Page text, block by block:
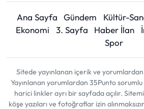
Ana Sayfa Gündem Kültür-
Ekonomi
3. Sayfa Haber İlan
Spor
Sitede yayınlanan içerik ve
Yayınlanan yorumlardan 35Punto
harici linkler ayrı bir sayfada açılır.
köşe yazıları ve fotoğraflar izin